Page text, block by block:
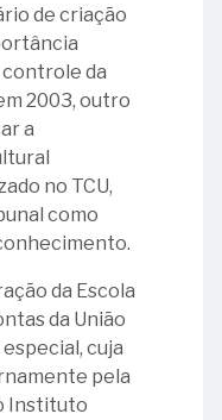
de criação
da
2003, outro
a
no TCU,
como
da Escola
da União
cuja
pela
Instituto